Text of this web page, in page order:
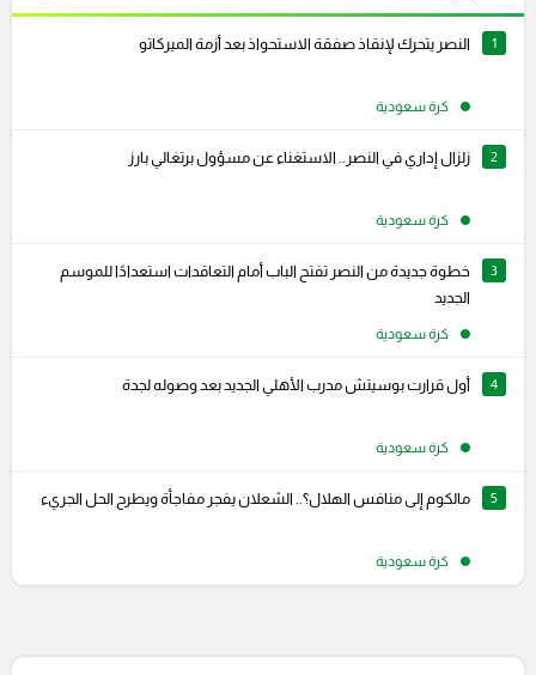
1 النصر يتحرك لإنقاذ صفقة الاستحواذ بعد أزمة الميركاتو
كرة سعودية
2 زلزال إداري في النصر.. الاستغناء عن مسؤول برتغالي بارز
كرة سعودية
3
خطوة جديدة من النصر تفتح الباب أمام التعاقدات استعدادًا للموسم
الجديد
كرة سعودية
4 أول قرارت بوسيتش مدرب الأهلي الجديد بعد وصوله لجدة
كرة سعودية
5 مالكوم إلى منافس الهلال؟.. الشعلان يفجر مفاجأة ويطرح الحل الجريء
كرة سعودية